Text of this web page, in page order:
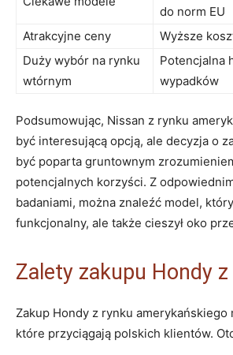
do norm EU
Atrakcyjne ceny
Wyższe
Duży wybór na rynku
wtórnym
Potencjalna
wypadków
Podsumowując, Nissan z rynku
być interesującą opcją, ale decyzja o
być poparta gruntownym
potencjalnych korzyści. Z
badaniami, można znaleźć model,
funkcjonalny, ale także cieszył oko
Zalety zakupu Hondy z
Zakup Hondy z rynku amerykańskiego
które przyciągają polskich klientów.